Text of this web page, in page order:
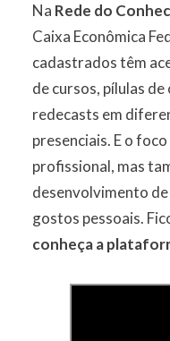
Na Rede do
Caixa Econômica
cadastrados têm
de cursos, pílulas
redecasts em
presenciais. E o
profissional, mas
desenvolvimento
gostos pessoais.
conheça a